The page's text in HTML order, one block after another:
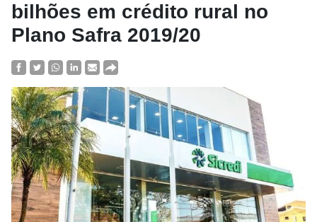
bilhões em crédito rural no
Plano Safra 2019/20